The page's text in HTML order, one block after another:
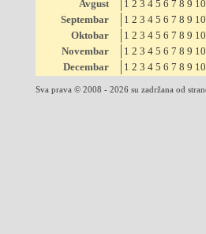
Avgust 1 2 3 4 5 6 7 8 9 10
Septembar
1 2 3 4 5 6 7 8 9 10
Oktobar
1 2 3 4 5 6 7 8 9 10
Novembar
1 2 3 4 5 6 7 8 9 10
Decembar
1 2 3 4 5 6 7 8 9 10
Sva prava © 2008 - 2026 su zadržana od